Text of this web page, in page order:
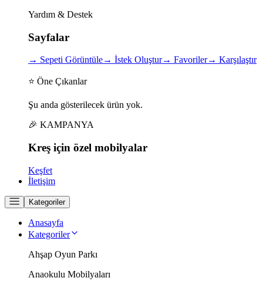
Yardım & Destek
Sayfalar
→ Sepeti Görüntüle→ İstek Oluştur→ Favoriler→ Karşılaştır
⭐ Öne Çıkanlar
Şu anda gösterilecek ürün yok.
🎉 KAMPANYA
Kreş için özel mobilyalar
Keşfet
İletişim
Kategoriler
Anasayfa
Kategoriler
Ahşap Oyun Parkı
Anaokulu Mobilyaları